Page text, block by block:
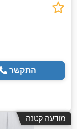
התקשר
מודעה קטנה